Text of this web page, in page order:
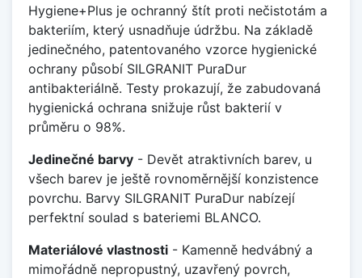
Hygiene+Plus je ochranný štít proti nečistotám a
bakteriím, který usnadňuje údržbu. Na základě
jedinečného, patentovaného vzorce hygienické
ochrany působí SILGRANIT PuraDur
antibakteriálně. Testy prokazují, že zabudovaná
hygienická ochrana snižuje růst bakterií v
průměru o 98%.
Jedinečné barvy - Devět atraktivních barev, u
všech barev je ještě rovnoměrnější konzistence
povrchu. Barvy SILGRANIT PuraDur nabízejí
perfektní soulad s bateriemi BLANCO.
Materiálové vlastnosti - Kamenně hedvábný a
mimořádně nepropustný, uzavřený povrch,